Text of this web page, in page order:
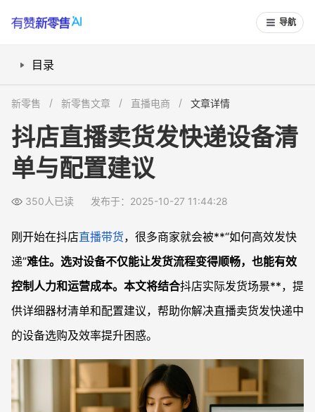
导航
目录
如何提升发快递效率？优化设备组合的实用方法
成本控制与售后保障怎么做才靠谱？
条码扫描枪如何选型，是否都能和抖店订单对接？
标签打印机耗材怎么选？会不会用起来很贵？
新零售 新零售文章 直播电商 文章详情
抖店直播卖货发快递设备清
单与配置建议
350人已读 发布于：2025-10-27 11:44:28
刚开始在抖店直播带货，很多商家就会被**“如何高效发快
递”难住。选对设备不仅能让发货流程变得顺畅，也能有效
控制人力和运营成本。本文将结合抖店实际发货场景**，提
供详细器材清单和配置建议，帮助你解决直播卖货发快递中
的设备选购及效率提升困惑。